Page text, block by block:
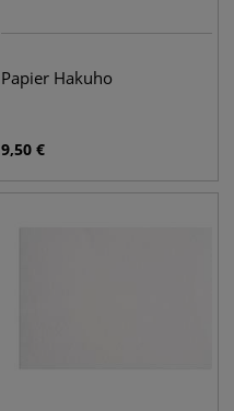
Papier Hakuho
9,50 €